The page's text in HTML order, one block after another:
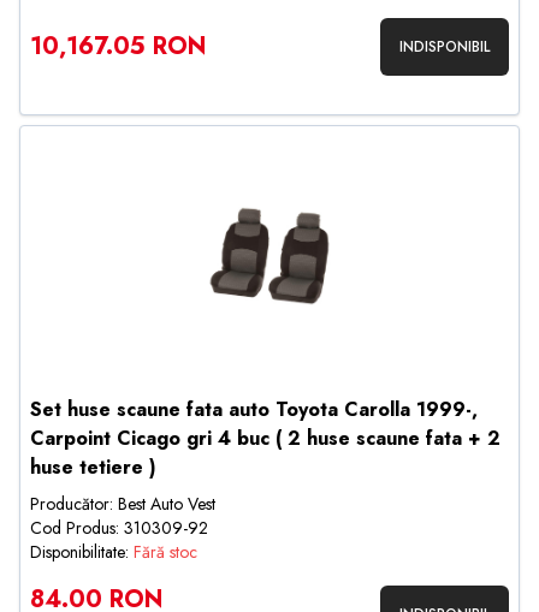
10,167.05 RON INDISPONIBIL
Set huse scaune fata auto Toyota Carolla 1999-,
Carpoint Cicago gri 4 buc ( 2 huse scaune fata + 2
huse tetiere )
Producător: Best Auto Vest
Cod Produs: 310309-92
Disponibilitate: Fără stoc
84.00 RON